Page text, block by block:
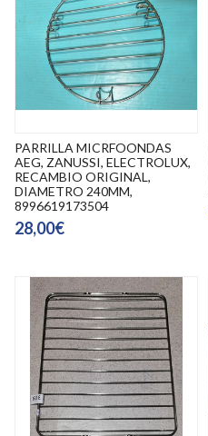
PARRILLA MICRFOONDAS
AEG, ZANUSSI, ELECTROLUX,
RECAMBIO ORIGINAL,
DIAMETRO 240MM,
8996619173504
28,00€